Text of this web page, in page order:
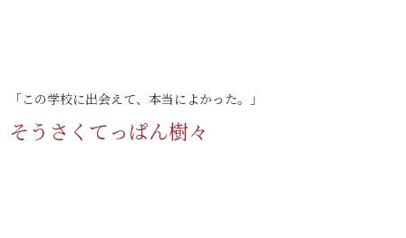
「この学校に出会えて、本当によかった。」
そうさくてっぱん樹々